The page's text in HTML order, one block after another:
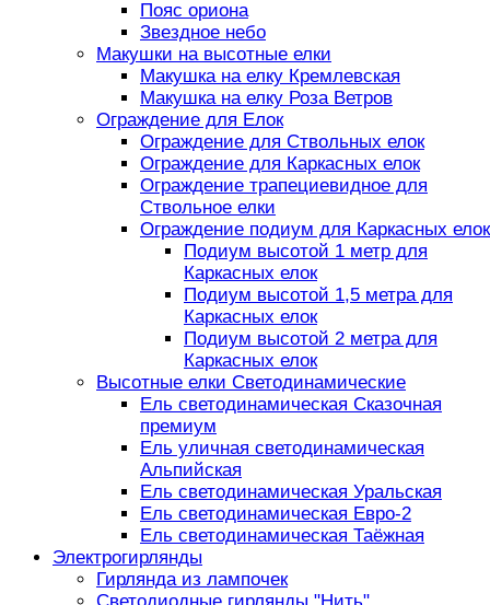
Пояс ориона
Звездное небо
Макушки на высотные елки
Макушка на елку Кремлевская
Макушка на елку Роза Ветров
Ограждение для Елок
Ограждение для Ствольных елок
Ограждение для Каркасных елок
Ограждение трапециевидное для
Ствольное елки
Ограждение подиум для Каркасных елок
Подиум высотой 1 метр для
Каркасных елок
Подиум высотой 1,5 метра для
Каркасных елок
Подиум высотой 2 метра для
Каркасных елок
Высотные елки Светодинамические
Ель светодинамическая Сказочная
премиум
Ель уличная светодинамическая
Альпийская
Ель светодинамическая Уральская
Ель светодинамическая Евро-2
Ель светодинамическая Таёжная
Электрогирлянды
Гирлянда из лампочек